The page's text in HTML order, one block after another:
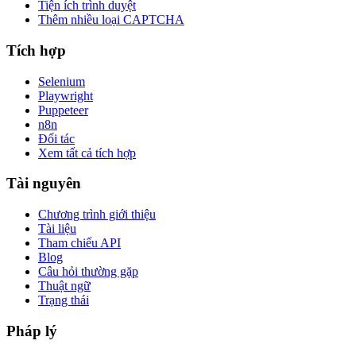
Tiện ích trình duyệt
Thêm nhiều loại CAPTCHA
Tích hợp
Selenium
Playwright
Puppeteer
n8n
Đối tác
Xem tất cả tích hợp
Tài nguyên
Chương trình giới thiệu
Tài liệu
Tham chiếu API
Blog
Câu hỏi thường gặp
Thuật ngữ
Trạng thái
Pháp lý